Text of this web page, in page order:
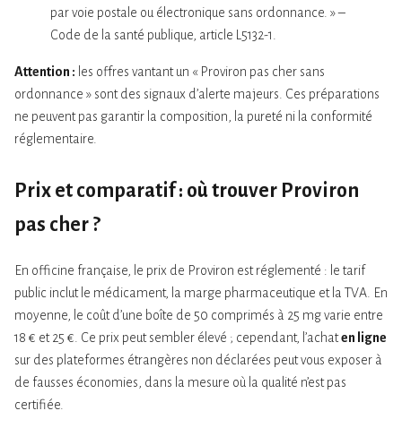
par voie postale ou électronique sans ordonnance. » –
Code de la santé publique, article L5132-1.
Attention : les offres vantant un « Proviron pas cher sans
ordonnance » sont des signaux d’alerte majeurs. Ces préparations
ne peuvent pas garantir la composition, la pureté ni la conformité
réglementaire.
Prix et comparatif : où trouver Proviron
pas cher ?
En officine française, le prix de Proviron est réglementé : le tarif
public inclut le médicament, la marge pharmaceutique et la TVA. En
moyenne, le coût d’une boîte de 50 comprimés à 25 mg varie entre
18 € et 25 €. Ce prix peut sembler élevé ; cependant, l’achaten ligne
sur des plateformes étrangères non déclarées peut vous exposer à
de fausses économies, dans la mesure où la qualité n’est pas
certifiée.